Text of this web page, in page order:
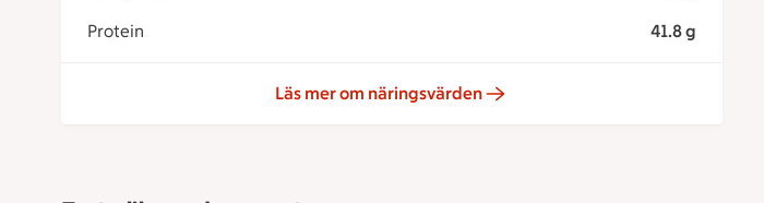
Protein 41.8 g
Läs mer om näringsvärden